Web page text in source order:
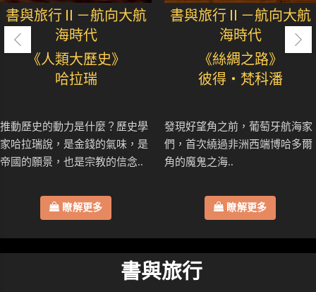
書與旅行Ⅱ－航向大航
海時代
《人類大歷史》
哈拉瑞
推動歷史的動力是什麼？歷史學
家哈拉瑞說，是金錢的氣味，是
帝國的願景，也是宗教的信念..
瞭解更多
書與旅行Ⅱ－航向大航
海時代
《絲綢之路》
彼得・梵科潘
發現好望角之前，葡萄牙航海家
們，首次繞過非洲西端博哈多爾
角的魔鬼之海..
瞭解更多
書與旅行